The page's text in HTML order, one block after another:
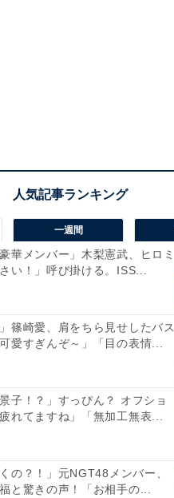
一週間
華メンバー」木梨憲武、ヒロミ
い！」呼び掛ける。ISS...
篠崎愛、肩をちら見せしたバス
愛すぎんぞ～」「目の表情...
子！？」すっぴん？ オフショ
れてますね」「無加工無表...
の？！」元NGT48メンバー、
と驚きの声！「お相手の...